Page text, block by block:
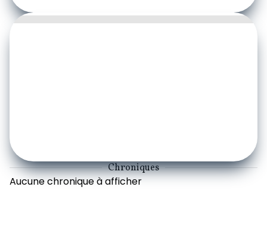
Chroniques
Aucune chronique à afficher